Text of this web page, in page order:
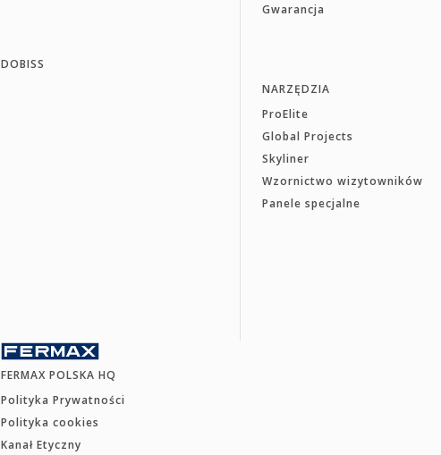
DOBISS
Gwarancja
NARZĘDZIA
ProElite
Global Projects
Skyliner
Wzornictwo wizytowników
Panele specjalne
FERMAX POLSKA HQ
Polityka Prywatności
Polityka cookies
Kanał Etyczny